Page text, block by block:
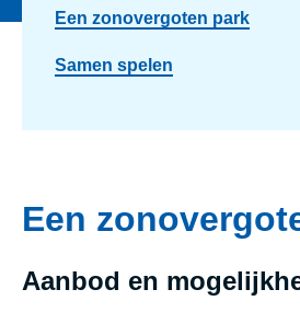
Een zonovergoten park
Samen spelen
Een
Aanbod en